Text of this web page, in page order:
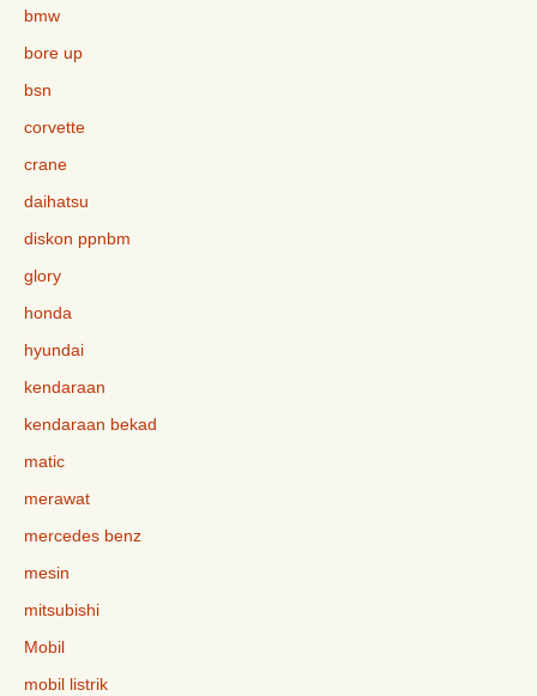
bmw
bore up
bsn
corvette
crane
daihatsu
diskon ppnbm
glory
honda
hyundai
kendaraan
kendaraan bekad
matic
merawat
mercedes benz
mesin
mitsubishi
Mobil
mobil listrik